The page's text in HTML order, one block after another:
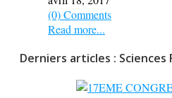
(0) Comments
Read more...
Derniers articles : Sciences